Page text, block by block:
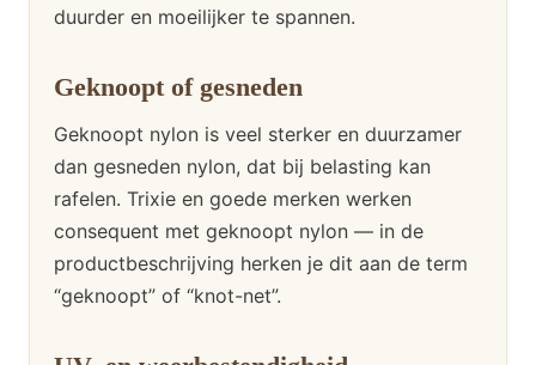
duurder en moeilijker te spannen.
Geknoopt of gesneden
Geknoopt nylon is veel sterker en duurzamer
dan gesneden nylon, dat bij belasting kan
rafelen. Trixie en goede merken werken
consequent met geknoopt nylon — in de
productbeschrijving herken je dit aan de term
“geknoopt” of “knot-net”.